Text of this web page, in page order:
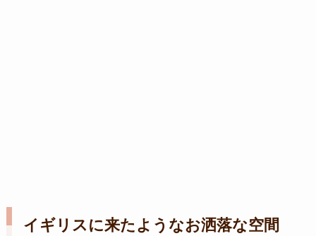
イギリスに来たようなお洒落な空間